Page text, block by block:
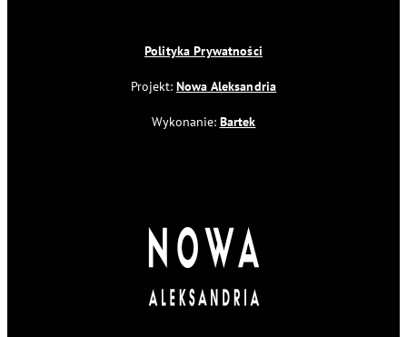
Polityka Prywatności
Projekt: Nowa Aleksandria
Wykonanie: Bartek